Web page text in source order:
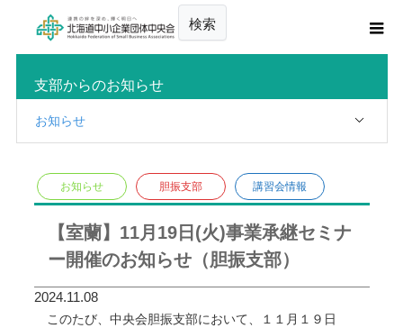
検索
支部からのお知らせ
お知らせ
お知らせ 胆振支部 講習会情報
【室蘭】11月19日(火)事業承継セミナ
ー開催のお知らせ（胆振支部）
2024.11.08
このたび、中央会胆振支部において、１１月１９日